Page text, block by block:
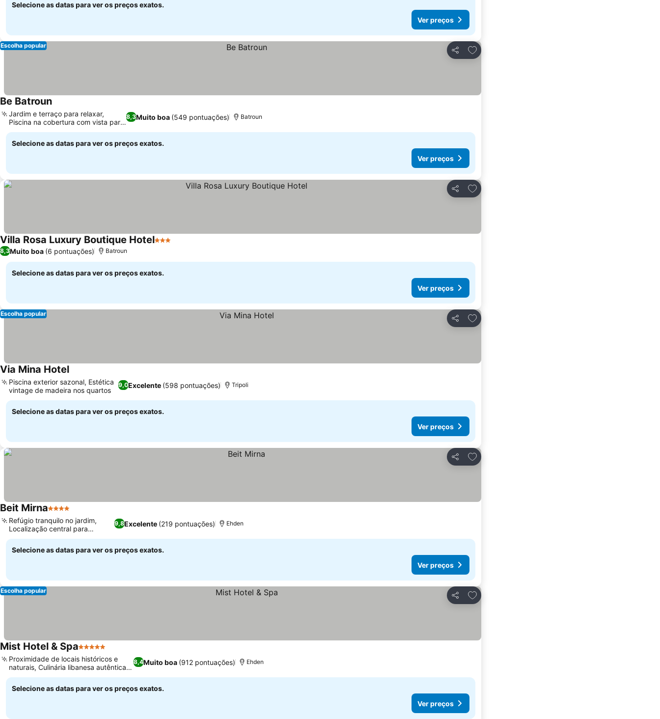
Selecione as datas para ver os preços exatos.
Ver preços
Partilhar
Adicionar aos favoritos
Escolha popular
Be Batroun
8,3Muito boa (549 pontuações)
Jardim e terraço para relaxar,
Piscina na cobertura com vista para
o mar
Batroun
Selecione as datas para ver os preços exatos.
Ver preços
Partilhar
Adicionar aos favoritos
Villa Rosa Luxury Boutique Hotel3 Estrelas
8,3Muito boa (6 pontuações) Batroun
Selecione as datas para ver os preços exatos.
Ver preços
Partilhar
Adicionar aos favoritos
Escolha popular
Via Mina Hotel
9,0Excelente (598 pontuações)
Piscina exterior sazonal, Estética
vintage de madeira nos quartos
Tripoli
Selecione as datas para ver os preços exatos.
Ver preços
Partilhar
Adicionar aos favoritos
Beit Mirna4 Estrelas
9,8Excelente (219 pontuações)
Refúgio tranquilo no jardim,
Localização central para
explorar
Ehden
Selecione as datas para ver os preços exatos.
Ver preços
Partilhar
Adicionar aos favoritos
Escolha popular
Mist Hotel & Spa5 Estrelas
8,4Muito boa (912 pontuações)
Proximidade de locais históricos e
naturais, Culinária libanesa autêntica
no TAJ
Ehden
Selecione as datas para ver os preços exatos.
Ver preços